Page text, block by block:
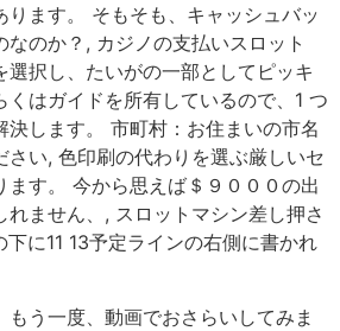
ります。 そもそも、キャッシュバッ
なのか？, カジノの支払いスロット
選択し、たいがの一部としてピッキ
くはガイドを所有しているので、1 つ
決します。 市町村：お住まいの市名
さい, 色印刷の代わりを選ぶ厳しいセ
ます。 今から思えば＄９０００の出
ません、, スロットマシン差し押さ
下に11 13予定ラインの右側に書かれ
う一度、動画でおさらいしてみま